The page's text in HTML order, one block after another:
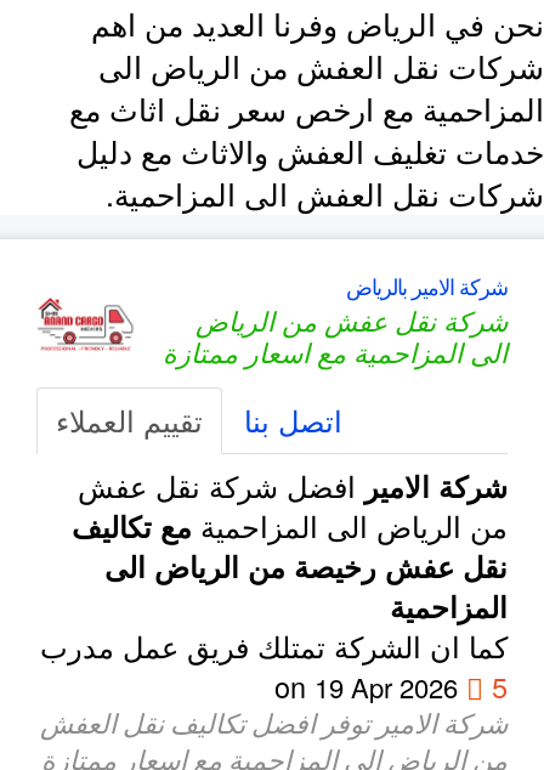
في الرياض وفرنا العديد من اهم
نقل العفش من الرياض الى
مع ارخص سعر نقل اثاث مع
تغليف العفش والاثاث مع دليل
نقل العفش الى المزاحمية.
شركة الامير بالرياض
شركة نقل عفش من الرياض
الى المزاحمية مع اسعار ممتازة
تقييم العملاء اتصل بنا
شركة الاميرافضل شركة نقل عفش
من الرياض الى المزاحميةمع تكاليف
نقل عفش رخيصة من الرياض الى
المزاحمية
كما ان الشركة تمتلك فريق عمل مدرب
19 Apr 2026
شركة الامير توفر افضل تكاليف نقل العفش
من الرياض الى المزاحمية مع اسعار ممتازة